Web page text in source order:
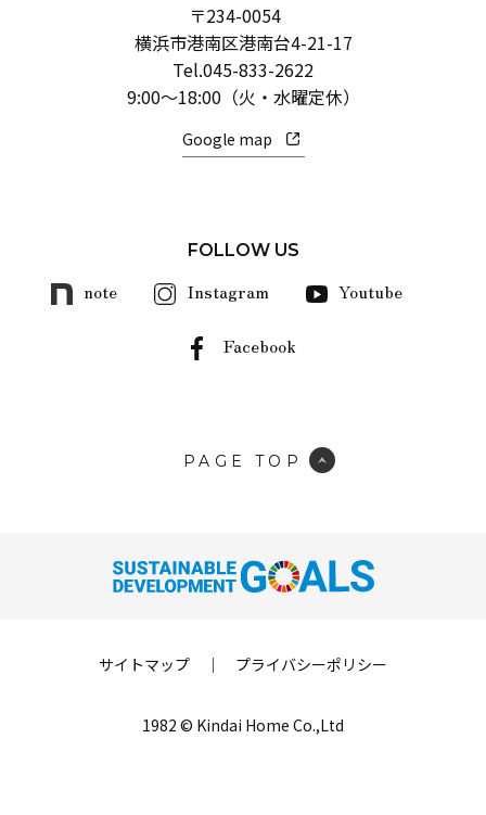
〒234-0054
横浜市港南区港南台4-21-17
Tel.045-833-2622
9:00～18:00（火・水曜定休）
Google map
FOLLOW US
note Instagram Youtube
Facebook
PAGE TOP
サイトマップ ｜ プライバシーポリシー
1982 © Kindai Home Co.,Ltd